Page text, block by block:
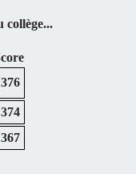
collège...
376
374
367